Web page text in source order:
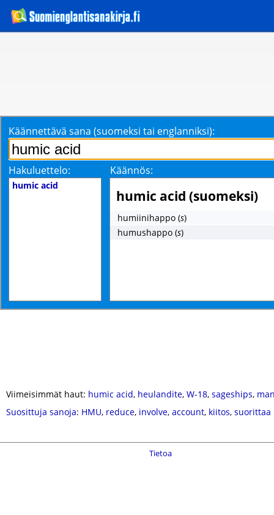
Käännettävä sana (suomeksi tai englanniksi):
Hakuluettelo: Käännös:
humic acid
humic acid (suomeksi)
humiinihappo (s)
humushappo (s)
Viimeisimmät haut: humic acid, heulandite, W-18, sageships,
Suosittuja sanoja: HMU, reduce, involve, account, kiitos, suorittaa
Tietoa